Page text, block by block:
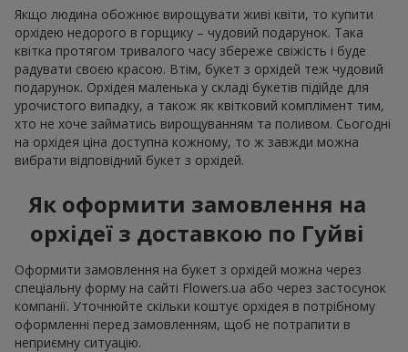
Якщо людина обожнює вирощувати живі квіти, то купити
орхідею недорого в горщику – чудовий подарунок. Така
квітка протягом тривалого часу збереже свіжість і буде
радувати своєю красою. Втім, букет з орхідей теж чудовий
подарунок. Орхідея маленька у складі букетів підійде для
урочистого випадку, а також як квітковий комплімент тим,
хто не хоче займатись вирощуванням та поливом. Сьогодні
на орхідея ціна доступна кожному, то ж завжди можна
вибрати відповідний букет з орхідей.
Як оформити замовлення на
орхідеї з доставкою по Гуйві
Оформити замовлення на букет з орхідей можна через
спеціальну форму на сайті Flowers.ua або через застосунок
компанії. Уточнюйте скільки коштує орхідея в потрібному
оформленні перед замовленням, щоб не потрапити в
неприємну ситуацію.